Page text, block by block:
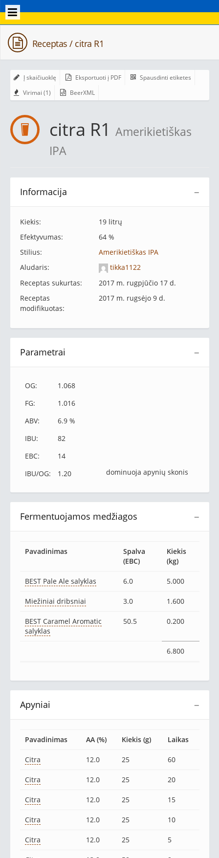
Receptas / citra R1
Į skaičiuoklę Eksportuoti į PDF
Spausdinti etiketes
Virimai (1)
BeerXML
citra R1 Amerikietiškas
IPA
−
Informacija
Kiekis:
19 litrų
Efektyvumas:
64 %
Stilius:
Amerikietiškas IPA
Aludaris:
tikka1122
Receptas sukurtas:
2017 m. rugpjūčio 17 d.
Receptas
modifikuotas:
2017 m. rugsėjo 9 d.
−
Parametrai
OG:
1.068
FG:
1.016
ABV:
6.9 %
IBU:
82
EBC:
14
IBU/OG:
1.20 dominuoja apynių skonis
−
Fermentuojamos medžiagos
Pavadinimas
Spalva
(EBC)
Kiekis
(kg)
BEST Pale Ale salyklas 6.0 5.000
Miežiniai dribsniai 3.0 1.600
BEST Caramel Aromatic
salyklas
50.5 0.200
6.800
−
Apyniai
Pavadinimas AA (%) Kiekis (g) Laikas
Citra 12.0 25 60
Citra 12.0 25 20
Citra 12.0 25 15
Citra 12.0 25 10
Citra 12.0 25 5